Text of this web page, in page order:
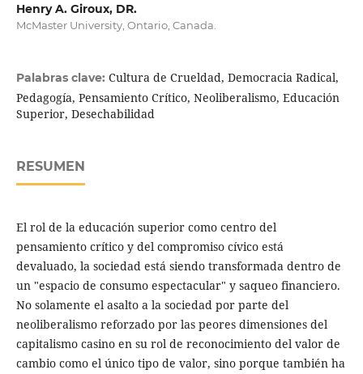
Henry A. Giroux, DR.
McMaster University, Ontario, Canada.
Palabras clave: Cultura de Crueldad, Democracia Radical,
Pedagogía, Pensamiento Crítico, Neoliberalismo, Educación
Superior, Desechabilidad
RESUMEN
El rol de la educación superior como centro del
pensamiento crítico y del compromiso cívico está
devaluado, la sociedad está siendo transformada dentro de
un "espacio de consumo espectacular" y saqueo financiero.
No solamente el asalto a la sociedad por parte del
neoliberalismo reforzado por las peores dimensiones del
capitalismo casino en su rol de reconocimiento del valor de
cambio como el único tipo de valor, sino porque también ha